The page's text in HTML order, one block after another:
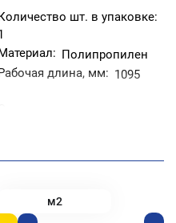
шт. в упаковке:
Полипропилен
длина, мм: 1095
м2